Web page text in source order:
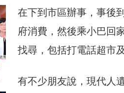
在下到市區辦事，事後
府消費，然後乘小巴回
找尋，包括打電話超市
有不少朋友說，現代人